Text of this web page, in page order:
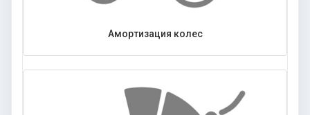
Амортизация колес